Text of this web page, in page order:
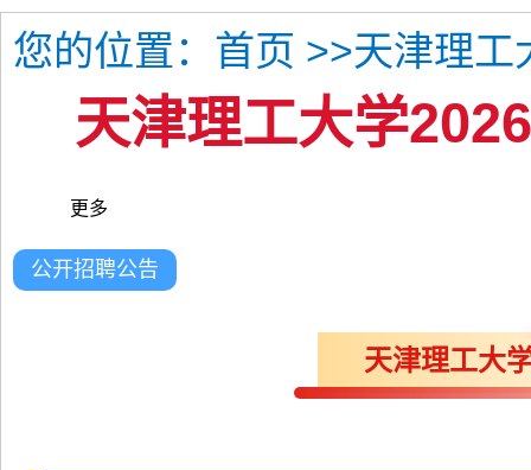
您的位置： 首页 >>天津理工
天津理工大学
更多
公开招聘公告
天津理工大